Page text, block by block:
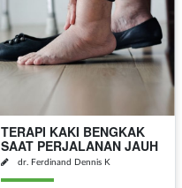
untuk menggerakkan...
TERAPI KAKI BENGKAK
SAAT PERJALANAN JAUH
dr. Ferdinand Dennis K